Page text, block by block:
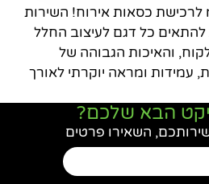
לרכישת כסאות אירוח! השירות
להתאים כל דגם לעיצוב החלל
והאיכות הגבוהה של
עמידות ומראה יוקרתי לאורך
הבא שלכם?
השאירו פרטים